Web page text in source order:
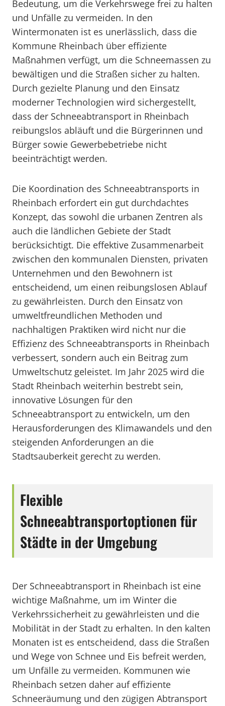
Bedeutung, um die Verkehrswege frei zu halten
und Unfälle zu vermeiden. In den
Wintermonaten ist es unerlässlich, dass die
Kommune Rheinbach über effiziente
Maßnahmen verfügt, um die Schneemassen zu
bewältigen und die Straßen sicher zu halten.
Durch gezielte Planung und den Einsatz
moderner Technologien wird sichergestellt,
dass der Schneeabtransport in Rheinbach
reibungslos abläuft und die Bürgerinnen und
Bürger sowie Gewerbebetriebe nicht
beeinträchtigt werden.
Die Koordination des Schneeabtransports in
Rheinbach erfordert ein gut durchdachtes
Konzept, das sowohl die urbanen Zentren als
auch die ländlichen Gebiete der Stadt
berücksichtigt. Die effektive Zusammenarbeit
zwischen den kommunalen Diensten, privaten
Unternehmen und den Bewohnern ist
entscheidend, um einen reibungslosen Ablauf
zu gewährleisten. Durch den Einsatz von
umweltfreundlichen Methoden und
nachhaltigen Praktiken wird nicht nur die
Effizienz des Schneeabtransports in Rheinbach
verbessert, sondern auch ein Beitrag zum
Umweltschutz geleistet. Im Jahr 2025 wird die
Stadt Rheinbach weiterhin bestrebt sein,
innovative Lösungen für den
Schneeabtransport zu entwickeln, um den
Herausforderungen des Klimawandels und den
steigenden Anforderungen an die
Stadtsauberkeit gerecht zu werden.
Flexible
Schneeabtransportoptionen für
Städte in der Umgebung
Der Schneeabtransport in Rheinbach ist eine
wichtige Maßnahme, um im Winter die
Verkehrssicherheit zu gewährleisten und die
Mobilität in der Stadt zu erhalten. In den kalten
Monaten ist es entscheidend, dass die Straßen
und Wege von Schnee und Eis befreit werden,
um Unfälle zu vermeiden. Kommunen wie
Rheinbach setzen daher auf effiziente
Schneeräumung und den zügigen Abtransport